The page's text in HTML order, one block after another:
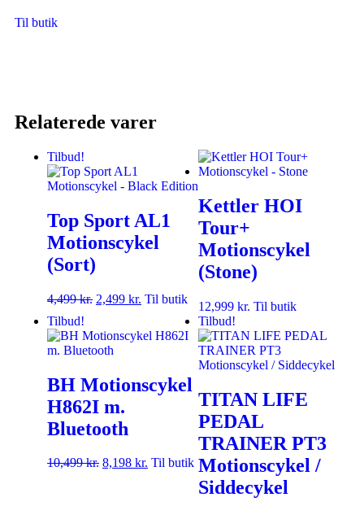
Til butik
Relaterede varer
Tilbud!
Top Sport AL1
Motionscykel
(Sort)
4,499kr. 2,499 kr. Til butik
Kettler HOI
Tour+
Motionscykel
(Stone)
12,999 kr. Til butik
Tilbud!
BH Motionscykel
H862I m.
Bluetooth
10,499kr. 8,198 kr. Til butik
Tilbud!
TITAN LIFE
PEDAL
TRAINER PT3
Motionscykel /
Siddecykel